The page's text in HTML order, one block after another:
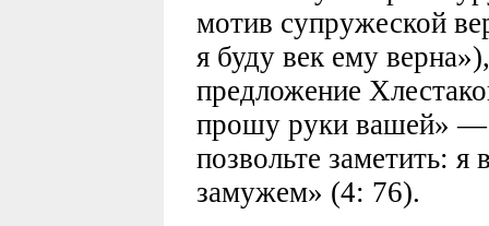
мотив супружеской
я буду век ему
предложение
прошу руки вашей» —
позвольте заметить:
замужем» (4: 76).